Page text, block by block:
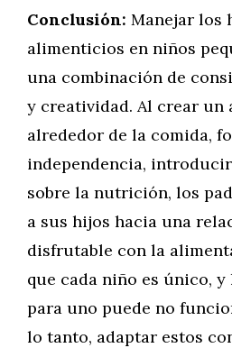
Conclusión: Manejar los
alimenticios en niños
una combinación de
y creatividad. Al crear un
alrededor de la comida,
independencia,
sobre la nutrición, los
a sus hijos hacia una
disfrutable con la
que cada niño es único,
para uno puede no
lo tanto, adaptar estos